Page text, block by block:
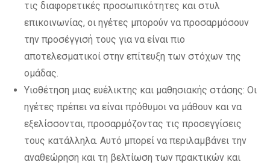
τις διαφορετικές προσωπικότητες και στυλ
επικοινωνίας, οι ηγέτες μπορούν να προσαρμόσουν
την προσέγγισή τους για να είναι πιο
αποτελεσματικοί στην επίτευξη των στόχων της
ομάδας.
Υιοθέτηση μιας ευέλικτης και μαθησιακής στάσης: Οι
ηγέτες πρέπει να είναι πρόθυμοι να μάθουν και να
εξελίσσονται, προσαρμόζοντας τις προσεγγίσεις
τους κατάλληλα. Αυτό μπορεί να περιλαμβάνει την
αναθεώρηση και τη βελτίωση των πρακτικών και